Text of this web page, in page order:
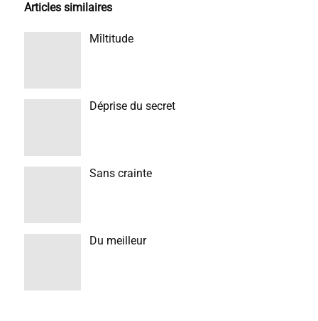
Articles similaires
Mîltitude
Déprise du secret
Sans crainte
Du meilleur